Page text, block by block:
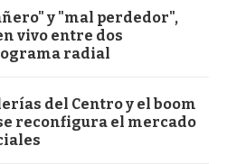
y "mal perdedor",
vivo entre dos
radial
del Centro y el boom
reconfigura el mercado